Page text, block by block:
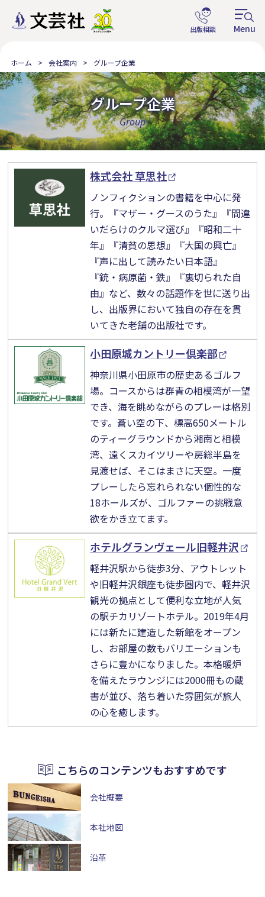
ホーム 会社案内 グループ企業
グループ企業
Group
株式会社 草思社
ノンフィクションの書籍を中心に発
行。『マザー・グースのうた』『間違
いだらけのクルマ選び』『昭和二十
年』『清貧の思想』『大国の興亡』
『声に出して読みたい日本語』
『銃・病原菌・鉄』『裏切られた自
由』など、数々の話題作を世に送り出
し、出版界において独自の存在を貫
いてきた老舗の出版社です。
小田原城カントリー倶楽部
神奈川県小田原市の歴史あるゴルフ
場。コースからは群青の相模湾が一望
でき、海を眺めながらのプレーは格別
です。蒼い空の下、標高650メートル
のティーグラウンドから湘南と相模
湾、遠くスカイツリーや房総半島を
見渡せば、そこはまさに天空。一度
プレーしたら忘れられない個性的な
18ホールズが、ゴルファーの挑戦意
欲をかき立てます。
ホテルグランヴェール旧軽井沢
軽井沢駅から徒歩3分、アウトレット
や旧軽井沢銀座も徒歩圏内で、軽井沢
観光の拠点として便利な立地が人気
の駅チカリゾートホテル。2019年4月
には新たに建造した新館をオープン
し、お部屋の数もバリエーションも
さらに豊かになりました。本格暖炉
を備えたラウンジには2000冊もの蔵
書が並び、落ち着いた雰囲気が旅人
の心を癒します。
こちらのコンテンツもおすすめです
会社概要
本社地図
沿革